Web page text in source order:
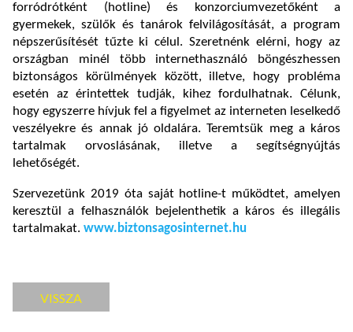
forródrótként (hotline) és konzorciumvezetőként a
gyermekek, szülők és tanárok felvilágosítását, a program
népszerűsítését tűzte ki célul. Szeretnénk elérni, hogy az
országban minél több internethasználó böngészhessen
biztonságos körülmények között, illetve, hogy probléma
esetén az érintettek tudják, kihez fordulhatnak. Célunk,
hogy egyszerre hívjuk fel a figyelmet az interneten leselkedő
veszélyekre és annak jó oldalára. Teremtsük meg a káros
tartalmak orvoslásának, illetve a segítségnyújtás
lehetőségét.
Szervezetünk 2019 óta saját hotline-t működtet, amelyen
keresztül a felhasználók bejelenthetik a káros és illegális
tartalmakat. www.biztonsagosinternet.hu
VISSZA